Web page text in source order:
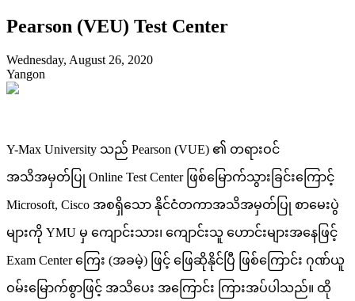
Pearson (VEU) Test Center
Wednesday, August 26, 2020
Yangon
Y-Max University သည် Pearson (VUE) ၏ တရားဝင်
အသိအမှတ်ပြု Online Test Center ဖြစ်မြောက်သွားခြင်းကြောင့်
Microsoft, Cisco အစရှိသော နိုင်ငံတကာအသိအမှတ်ပြု စာမေးပွဲ
များကို YMU မှ ကျောင်းသား၊ ကျောင်းသူ ဟောင်းများအနေဖြင့်
Exam Center ကြေး (အခမဲ့) ဖြင့် ဖြေဆိုနိုင်ပြီ ဖြစ်ကြောင်း ဂုဏ်ယူ
ဝမ်းမြောက်စွာဖြင့် အသိပေး အကြောင်း ကြားအပ်ပါသည်။ ထို